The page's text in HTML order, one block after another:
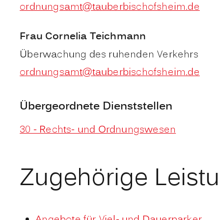
ordnungsamt@tauberbischofsheim.de
Frau Cornelia Teichmann
Überwachung des ruhenden Verkehrs
ordnungsamt@tauberbischofsheim.de
Übergeordnete Dienststellen
30 - Rechts- und Ordnungswesen
Zugehörige